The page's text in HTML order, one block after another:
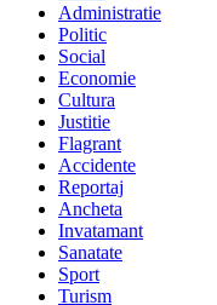
Administratie
Politic
Social
Economie
Cultura
Justitie
Flagrant
Accidente
Reportaj
Ancheta
Invatamant
Sanatate
Sport
Turism